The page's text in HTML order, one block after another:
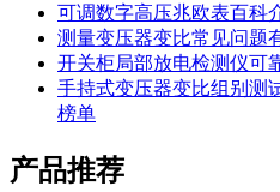
可调数字高压兆欧表百科
测量变压器变比常见问题
开关柜局部放电检测仪可
手持式变压器变比组别测
榜单
产品推荐